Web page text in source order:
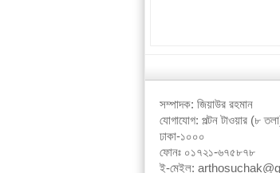
সম্পাদক: জিয়াউর রহমান
যোগাযোগ: পল্টন টাওয়ার (৮
ঢাকা-১০০০
ফোনঃ ০১৭২১-৬৭৫৮৭৮
ই-মেইল: